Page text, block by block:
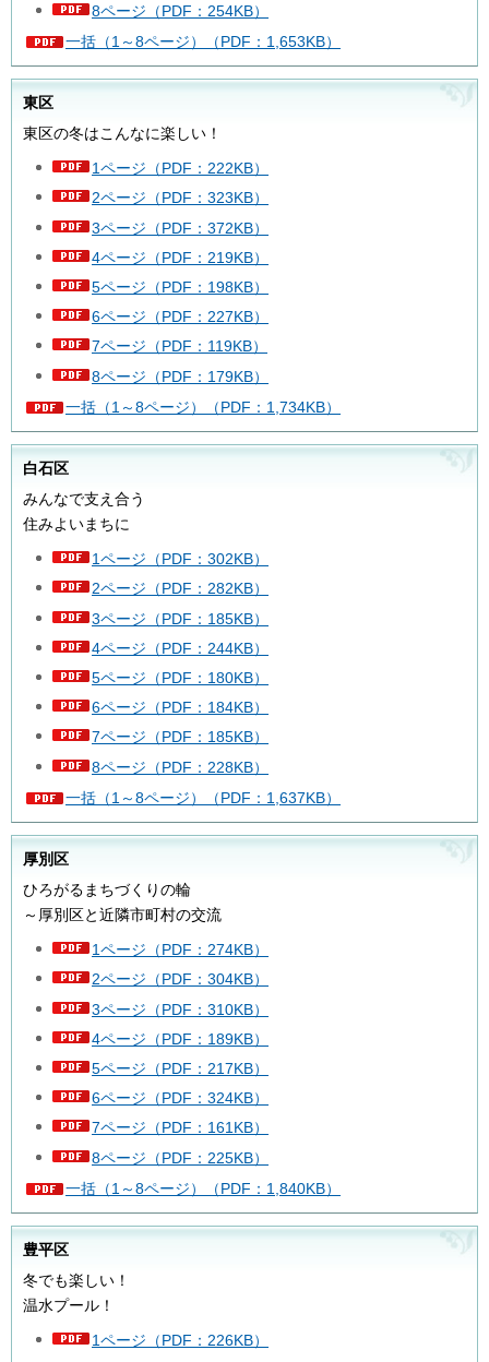
8ページ（PDF：254KB）
一括（1～8ページ）（PDF：1,653KB）
東区
東区の冬はこんなに楽しい！
1ページ（PDF：222KB）
2ページ（PDF：323KB）
3ページ（PDF：372KB）
4ページ（PDF：219KB）
5ページ（PDF：198KB）
6ページ（PDF：227KB）
7ページ（PDF：119KB）
8ページ（PDF：179KB）
一括（1～8ページ）（PDF：1,734KB）
白石区
みんなで支え合う
住みよいまちに
1ページ（PDF：302KB）
2ページ（PDF：282KB）
3ページ（PDF：185KB）
4ページ（PDF：244KB）
5ページ（PDF：180KB）
6ページ（PDF：184KB）
7ページ（PDF：185KB）
8ページ（PDF：228KB）
一括（1～8ページ）（PDF：1,637KB）
厚別区
ひろがるまちづくりの輪
～厚別区と近隣市町村の交流
1ページ（PDF：274KB）
2ページ（PDF：304KB）
3ページ（PDF：310KB）
4ページ（PDF：189KB）
5ページ（PDF：217KB）
6ページ（PDF：324KB）
7ページ（PDF：161KB）
8ページ（PDF：225KB）
一括（1～8ページ）（PDF：1,840KB）
豊平区
冬でも楽しい！
温水プール！
1ページ（PDF：226KB）